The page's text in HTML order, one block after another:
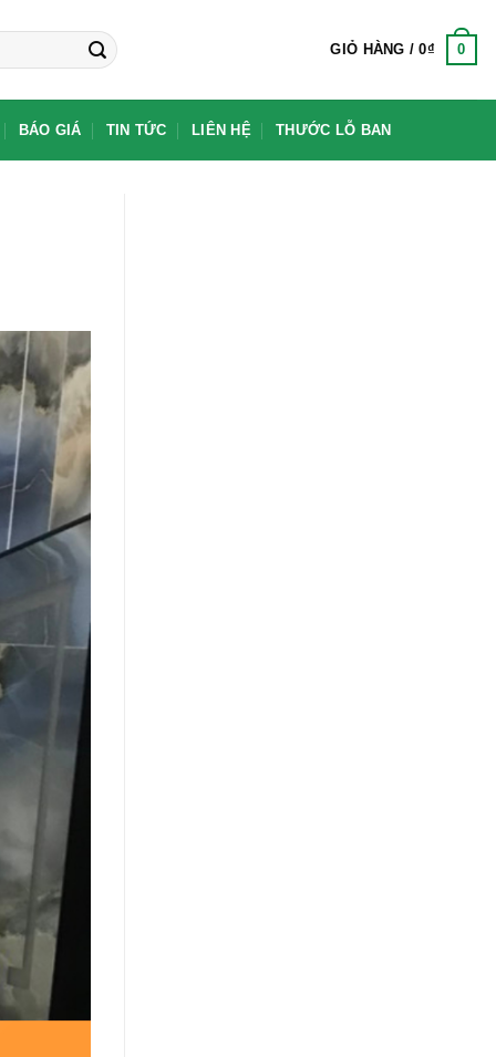
GIỎ HÀNG /0₫ 0
BÁO GIÁ TIN TỨC LIÊN HỆ THƯỚC LỖ BAN